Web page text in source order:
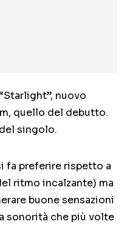
nuovo
quello del debutto.
singolo.
fa preferire rispetto a
ritmo incalzante) ma
buone sensazioni
sonorità che più volte